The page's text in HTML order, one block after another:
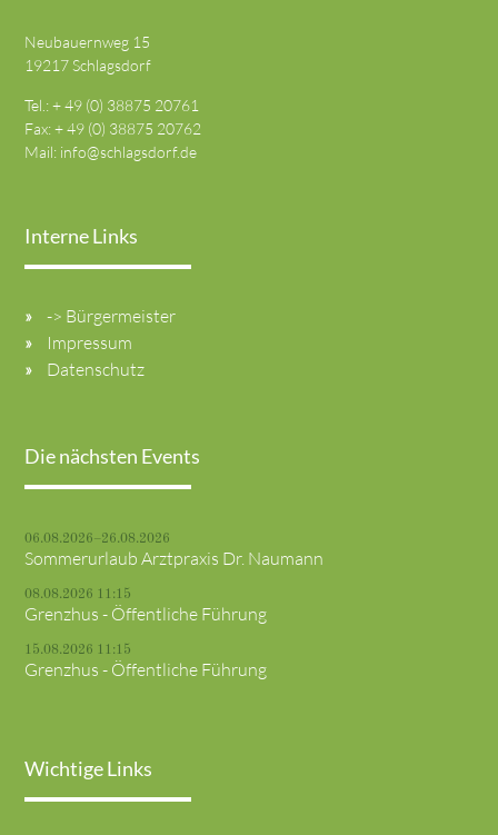
Neubauernweg 15
19217 Schlagsdorf
Tel.: + 49 (0) 38875 20761
Fax: + 49 (0) 38875 20762
Mail: info@schlagsdorf.de
Interne Links
-> Bürgermeister
Impressum
Datenschutz
Die nächsten Events
06.08.2026–26.08.2026
Sommerurlaub Arztpraxis Dr. Naumann
08.08.2026 11:15
Grenzhus - Öffentliche Führung
15.08.2026 11:15
Grenzhus - Öffentliche Führung
Wichtige Links